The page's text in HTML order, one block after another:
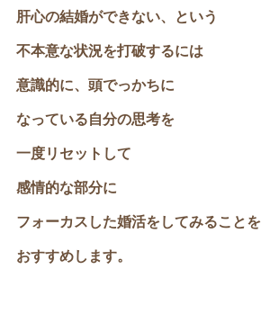
肝心の結婚ができない、という
不本意な状況を打破するには
意識的に、頭でっかちに
なっている自分の思考を
一度リセットして
感情的な部分に
フォーカスした婚活をしてみることを
おすすめします。